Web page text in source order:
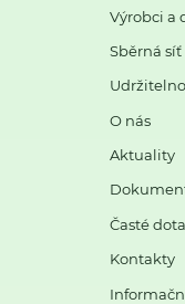
Výrobci a
Sběrná síť
O nás
Aktuality
Časté
Kontakty